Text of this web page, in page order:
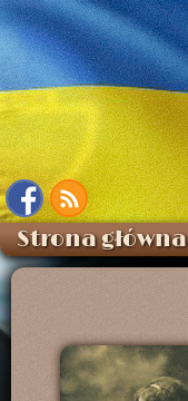
Strona główna